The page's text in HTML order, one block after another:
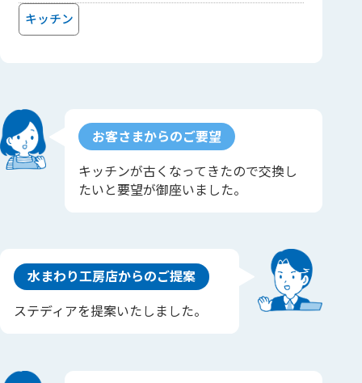
キッチン
お客さまからのご要望
キッチンが古くなってきたので交換し
たいと要望が御座いました。
水まわり工房店からのご提案
ステディアを提案いたしました。